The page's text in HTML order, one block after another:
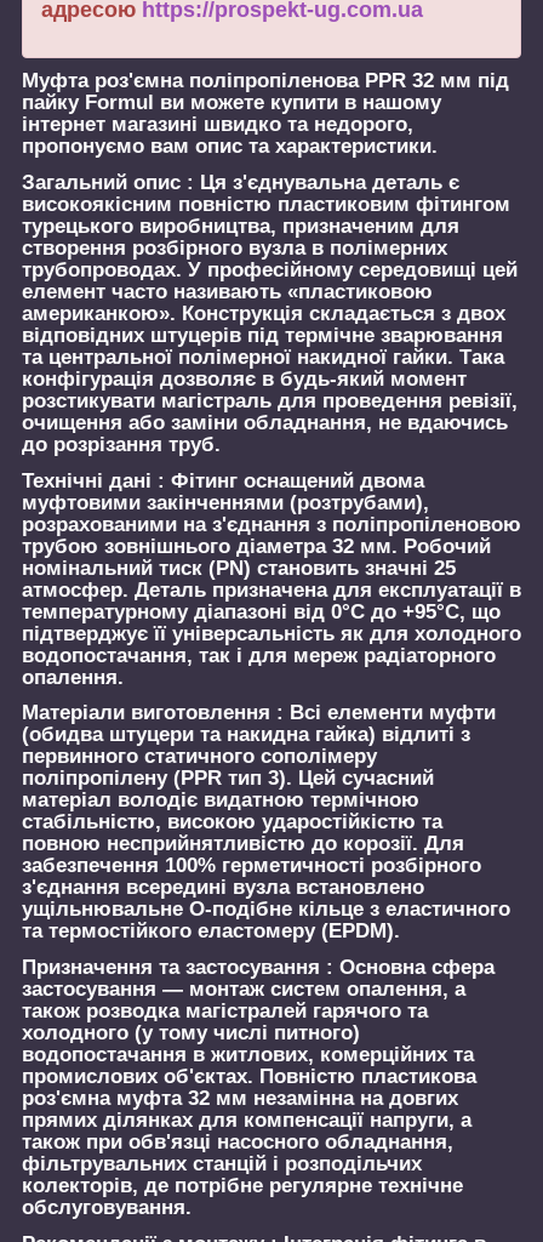
адресою https://prospekt-ug.com.ua
Муфта роз'ємна поліпропіленова PPR 32 мм під
пайку Formul ви можете купити в нашому
інтернет магазині швидко та недорого,
пропонуємо вам опис та характеристики.
Загальний опис : Ця з'єднувальна деталь є
високоякісним повністю пластиковим фітингом
турецького виробництва, призначеним для
створення розбірного вузла в полімерних
трубопроводах. У професійному середовищі цей
елемент часто називають «пластиковою
американкою». Конструкція складається з двох
відповідних штуцерів під термічне зварювання
та центральної полімерної накидної гайки. Така
конфігурація дозволяє в будь-який момент
розстикувати магістраль для проведення ревізії,
очищення або заміни обладнання, не вдаючись
до розрізання труб.
Технічні дані : Фітинг оснащений двома
муфтовими закінченнями (розтрубами),
розрахованими на з'єднання з поліпропіленовою
трубою зовнішнього діаметра 32 мм. Робочий
номінальний тиск (PN) становить значні 25
атмосфер. Деталь призначена для експлуатації в
температурному діапазоні від 0°C до +95°C, що
підтверджує її універсальність як для холодного
водопостачання, так і для мереж радіаторного
опалення.
Матеріали виготовлення : Всі елементи муфти
(обидва штуцери та накидна гайка) відлиті з
первинного статичного сополімеру
поліпропілену (PPR тип 3). Цей сучасний
матеріал володіє видатною термічною
стабільністю, високою ударостійкістю та
повною несприйнятливістю до корозії. Для
забезпечення 100% герметичності розбірного
з'єднання всередині вузла встановлено
ущільнювальне О-подібне кільце з еластичного
та термостійкого еластомеру (EPDM).
Призначення та застосування : Основна сфера
застосування — монтаж систем опалення, а
також розводка магістралей гарячого та
холодного (у тому числі питного)
водопостачання в житлових, комерційних та
промислових об'єктах. Повністю пластикова
роз'ємна муфта 32 мм незамінна на довгих
прямих ділянках для компенсації напруги, а
також при обв'язці насосного обладнання,
фільтрувальних станцій і розподільчих
колекторів, де потрібне регулярне технічне
обслуговування.